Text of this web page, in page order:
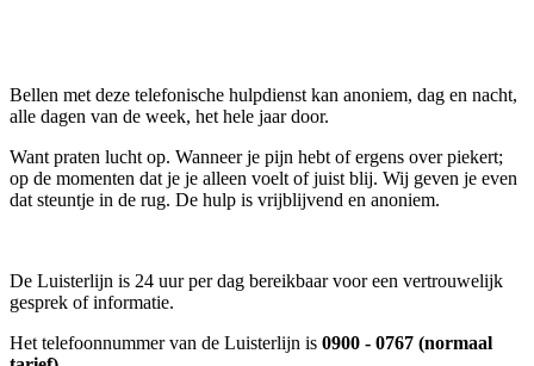
Bellen met deze telefonische hulpdienst kan anoniem, dag en nacht,
alle dagen van de week, het hele jaar door.
Want praten lucht op. Wanneer je pijn hebt of ergens over piekert;
op de momenten dat je je alleen voelt of juist blij. Wij geven je even
dat steuntje in de rug. De hulp is vrijblijvend en anoniem.
De Luisterlijn is 24 uur per dag bereikbaar voor een vertrouwelijk
gesprek of informatie.
Het telefoonnummer van de Luisterlijn is 0900 - 0767 (normaal